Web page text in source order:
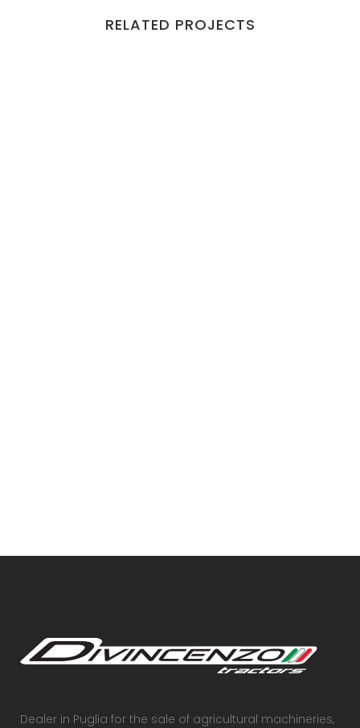
RELATED PROJECTS
Dealer in Puglia for the sale of agricultural machineries,